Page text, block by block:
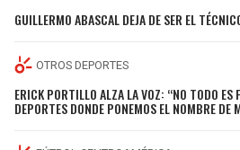
GUILLERMO ABASCAL DEJA DE SER EL
OTROS DEPORTES
ERICK PORTILLO ALZA LA VOZ: “NO TODO ES
DEPORTES DONDE PONEMOS EL NOMBRE DE